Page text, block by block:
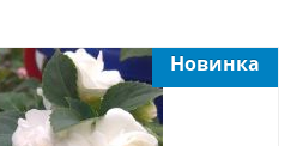
Новинка